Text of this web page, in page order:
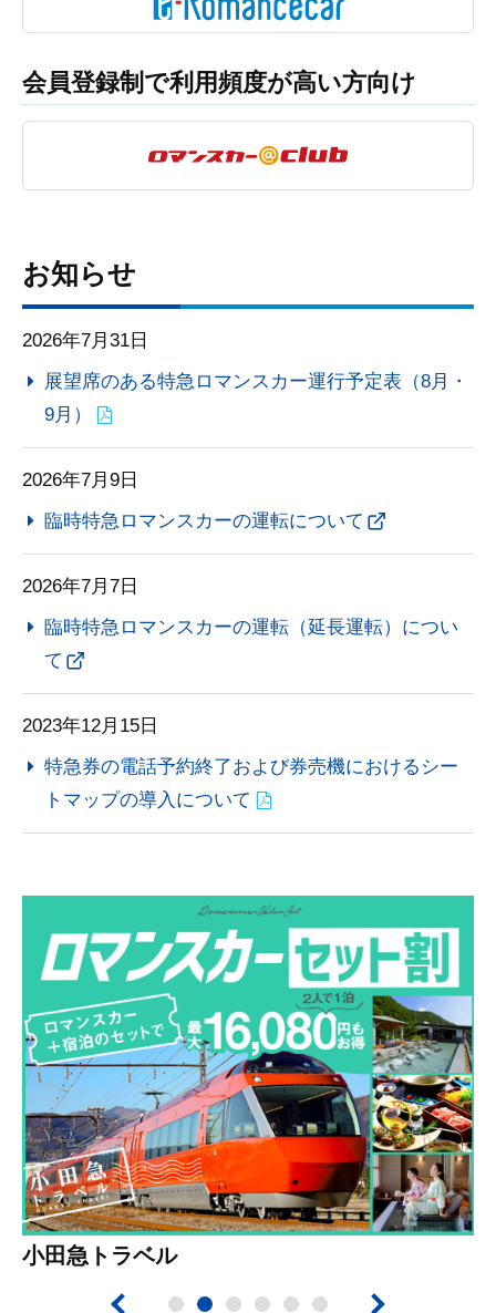
会員登録制で利用頻度が高い方向け
お知らせ
2026年7月31日
展望席のある特急ロマンスカー運行予定表（8月・
9月）
2026年7月9日
臨時特急ロマンスカーの運転について
2026年7月7日
臨時特急ロマンスカーの運転（延長運転）につい
て
2023年12月15日
特急券の電話予約終了および券売機におけるシー
トマップの導入について
前へ
小田急トラベル
次へ
1 2 3 4 5 6